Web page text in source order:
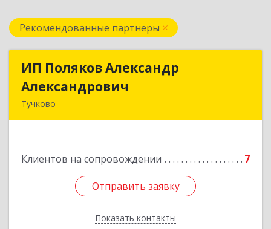
Рекомендованные партнеры
ИП Поляков Александр
Александрович
Тучково
Клиентов на сопровождении 7
Отправить заявку
Показать контакты
ИП Поляков Александр
Подробнее
Отправить заявку
Назад